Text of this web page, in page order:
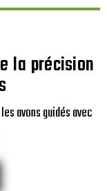
la précision
avons guidés avec